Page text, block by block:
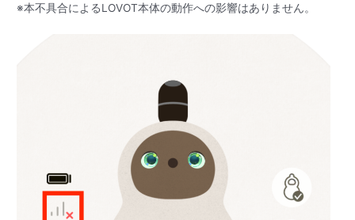
※本不具合によるLOVOT本体の動作への影響はありません。